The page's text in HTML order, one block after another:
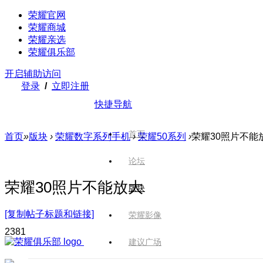
荣耀官网
荣耀商城
荣耀亲选
荣耀俱乐部
开启辅助访问
登录 / 立即注册
快捷导航
首页
论坛
版块
荣耀影像
建议广场
首页»版块 › 荣耀数字系列手机 › 荣耀50系列 ›荣耀30照片不能
荣耀30照片不能放大
[复制帖子标题和链接]
2381